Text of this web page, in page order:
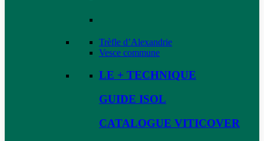
Trèfle d’Alexandrie
Vesce commune
LE + TECHNIQUE
GUIDE ISOL
CATALOGUE VITICOVER